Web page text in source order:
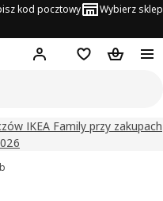
kod pocztowy Wybierz sklep
Hej! Zaloguj się
Lista zakupowa
Koszyk
IKEA Family przy zakupach